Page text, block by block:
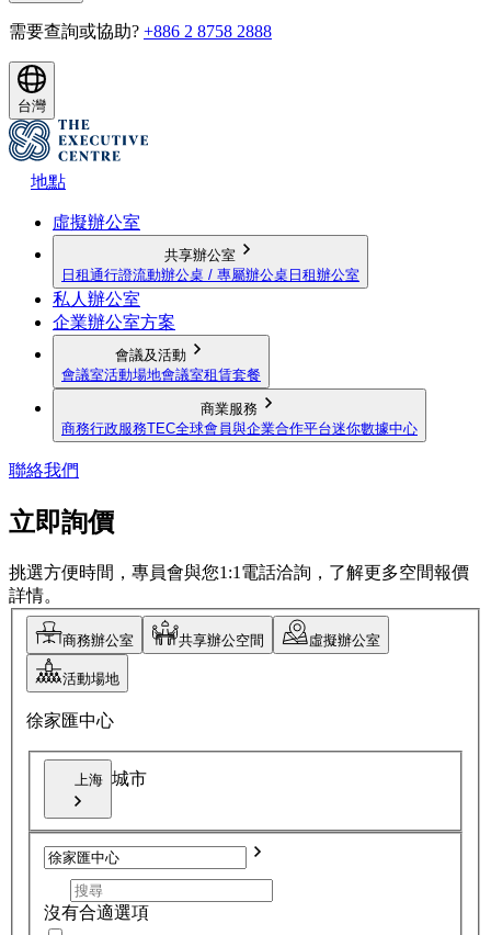
需要查詢或協助? +886 2 8758 2888
台灣
地點
虛擬辦公室
共享辦公室
日租通行證流動辦公桌 / 專屬辦公桌 日租辦公室
私人辦公室
企業辦公室方案
會議及活動
會議室活動場地會議室租賃套餐
商業服務
商務行政服務TEC全球會員與企業合作平台迷你數據中心
聯絡我們
立即詢價
挑選方便時間，專員會與您1:1電話洽詢，了解更多空間報價
詳情。
商務辦公室 共享辦公空間 虛擬辦公室
活動場地
徐家匯中心
上海 城市
沒有合適選項